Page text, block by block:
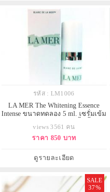
รหัส : LM1006
LA MER The Whitening Essence
Intense ขนาดทดลอง 5 ml. เซรั่มเข้ม
แห่งวัย และสีผิวที่ไม่สม่ำเสมอ เติม
ความชุ่มชื้น ให้ผิวอ่อนนุ่ม และช่วย
ธรรมชาติ ช่วยให้ผิวเนียนสวย
กระจ่างใส กระชับได้รูป แ
views 3561 คน
ราคา 850 บาท
ดูรายละเอียด
SALE
37%